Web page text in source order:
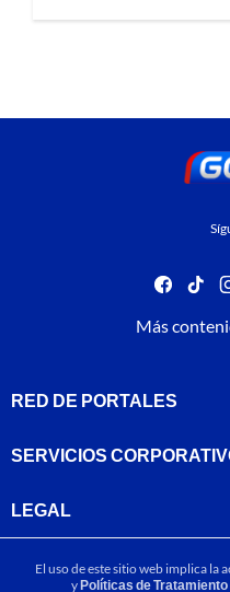
Más
RED DE PORTALES
SERVICIOS
LEGAL
El uso de este sitio web implica la
yPolíticas de